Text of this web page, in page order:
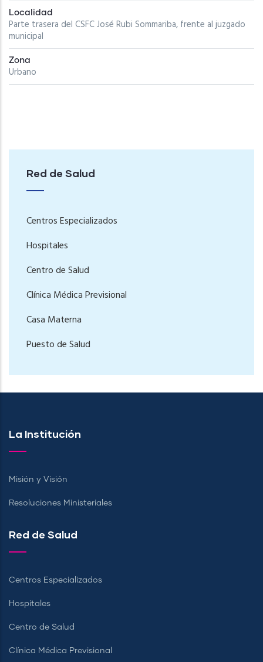
Localidad
Parte trasera del CSFC José Rubi Sommariba, frente al juzgado
municipal
Zona
Urbano
Red de Salud
Centros Especializados
Hospitales
Centro de Salud
Clínica Médica Previsional
Casa Materna
Puesto de Salud
La Institución
Misión y Visión
Resoluciones Ministeriales
Red de Salud
Centros Especializados
Hospitales
Centro de Salud
Clínica Médica Previsional